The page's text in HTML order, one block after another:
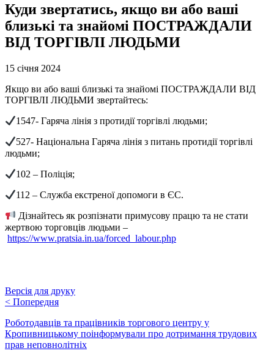
Куди звертатись, якщо ви або ваші
близькі та знайомі ПОСТРАЖДАЛИ
ВІД ТОРГІВЛІ ЛЮДЬМИ
15 січня 2024
Якщо ви або ваші близькі та знайомі ПОСТРАЖДАЛИ ВІД
ТОРГІВЛІ ЛЮДЬМИ звертайтесь:
1547- Гаряча лінія з протидії торгівлі людьми;
527- Національна Гаряча лінія з питань протидії торгівлі
людьми;
102 – Поліція;
112 – Служба екстреної допомоги в ЄС.
Дізнайтесь як розпізнати примусову працю та не стати
жертвою торговців людьми –
https://www.pratsia.in.ua/forced_labour.php
Версія для друку
< Попередня
Роботодавців та працівників торгового центру у
Кропивницькому поінформували про дотримання трудових
прав неповнолітніх